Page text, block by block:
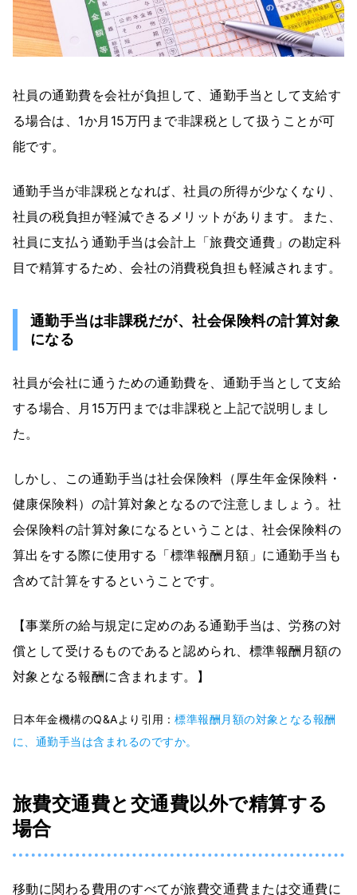
社員の通勤費を会社が負担して、通勤手当として支給す
る場合は、1か月15万円まで非課税として扱うことが可
能です。
通勤手当が非課税となれば、社員の所得が少なくなり、
社員の税負担が軽減できるメリットがあります。また、
社員に支払う通勤手当は会計上「旅費交通費」の勘定科
目で精算するため、会社の消費税負担も軽減されます。
通勤手当は非課税だが、社会保険料の計算対象
になる
社員が会社に通うための通勤費を、通勤手当として支給
する場合、月15万円までは非課税と上記で説明しまし
た。
しかし、この通勤手当は社会保険料（厚生年金保険料・
健康保険料）の計算対象となるので注意しましょう。社
会保険料の計算対象になるということは、社会保険料の
算出をする際に使用する「標準報酬月額」に通勤手当も
含めて計算をするということです。
【事業所の給与規定に定めのある通勤手当は、労務の対
償として受けるものであると認められ、標準報酬月額の
対象となる報酬に含まれます。】
日本年金機構のQ&Aより引用 :標準報酬月額の対象となる報酬
に、通勤手当は含まれるのですか。
旅費交通費と交通費以外で精算する
場合
移動に関わる費用のすべてが旅費交通費または交通費に